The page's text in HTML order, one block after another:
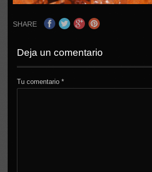
SHARE
Deja un comentario
Tu comentario*